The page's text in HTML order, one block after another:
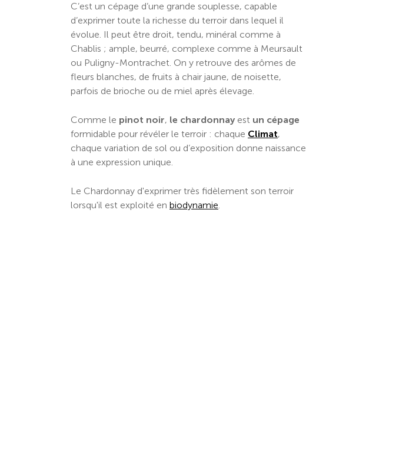
C’est un cépage d’une grande souplesse, capable
d’exprimer toute la richesse du terroir dans lequel il
évolue. Il peut être droit, tendu, minéral comme à
Chablis ; ample, beurré, complexe comme à Meursault
ou Puligny-Montrachet. On y retrouve des arômes de
fleurs blanches, de fruits à chair jaune, de noisette,
parfois de brioche ou de miel après élevage.
Comme le pinot noir, le chardonnay est un cépage
formidable pour révéler le terroir : chaque Climat,
chaque variation de sol ou d’exposition donne naissance
à une expression unique.
Le Chardonnay d'exprimer très fidèlement son terroir
lorsqu'il est exploité en biodynamie.